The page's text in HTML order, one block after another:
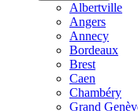
Albertville
Angers
Annecy
Bordeaux
Brest
Caen
Chambéry
Grand